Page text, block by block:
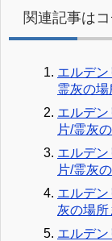
関連記事は
エルデ
霊灰の場
エルデ
片/霊灰
エルデ
片/霊灰
エルデ
灰の場所
エルデ